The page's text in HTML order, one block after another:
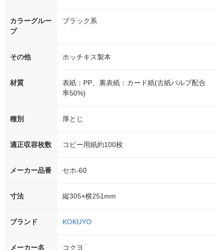
カラーグルー
プ
ブラック系
その他 ホッチキス製本
材質
表紙：PP、裏表紙：カード紙(古紙パルプ配合
率50%)
種別 厚とじ
適正収容枚数 コピー用紙約100枚
メーカー品番 セホ-60
寸法 縦305×横251mm
ブランド KOKUYO
メーカー名 コクヨ